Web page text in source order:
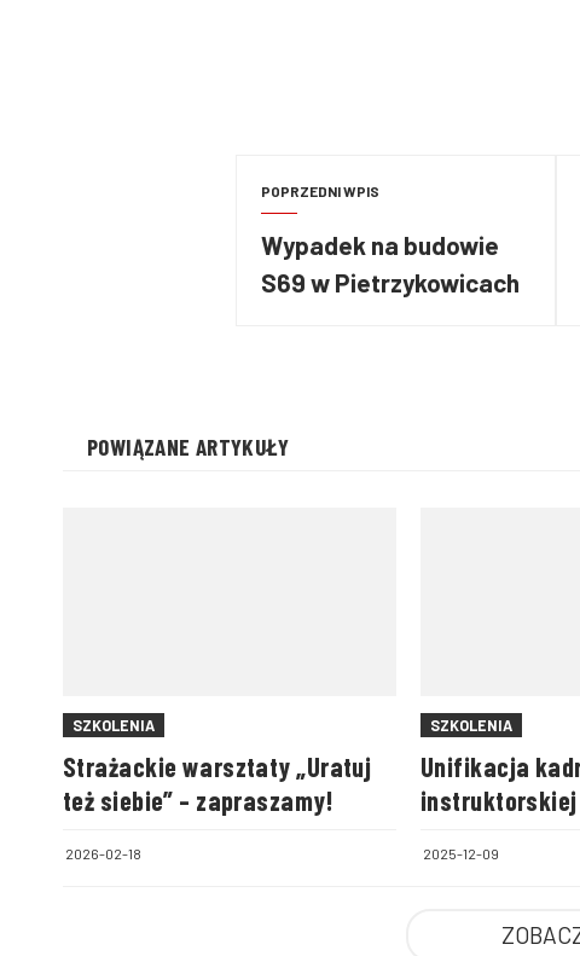
POPRZEDNI WPIS
Wypadek na budowie
S69 w Pietrzykowicach
POWIĄZANE ARTYKUŁY
SZKOLENIA
Strażackie warsztaty „Uratuj
też siebie” – zapraszamy!
2026-02-18
SZKOLENIA
Unifikacja
2025-12-09